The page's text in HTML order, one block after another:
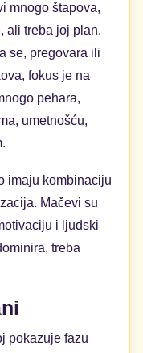
mnogo štapova,
ali treba joj plan.
se, pregovara ili
fokus je na
pehara,
umetnošću,
imaju kombinaciju
Mačevi su
i ljudski
treba
pokazuje fazu